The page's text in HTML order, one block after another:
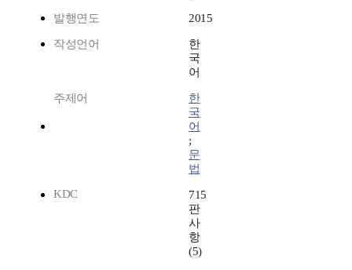
발행연도 2015
작성언어
한
국
어
주제어
한
국
어
;
문
법
KDC
715
판
사
항
(5)